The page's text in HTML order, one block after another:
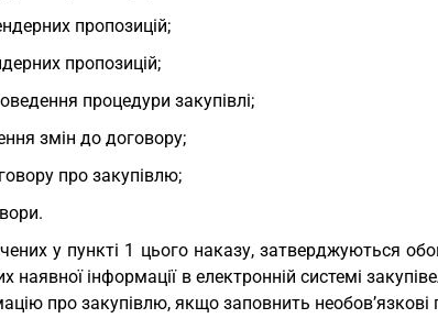
пропозицій;
пропозицій;
процедури закупівлі;
змін до договору;
про закупівлю;
у пункті 1 цього наказу, затверджуються
інформації в електронній системі
про закупівлю, якщо заповнить необов’язкові